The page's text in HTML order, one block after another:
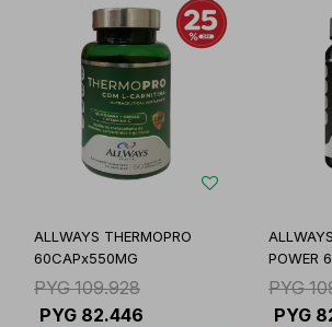
ALLWAYS THERMOPRO
60CAPx550MG
PYG 109.928
PYG 82.446
POWER
PYG
PYG